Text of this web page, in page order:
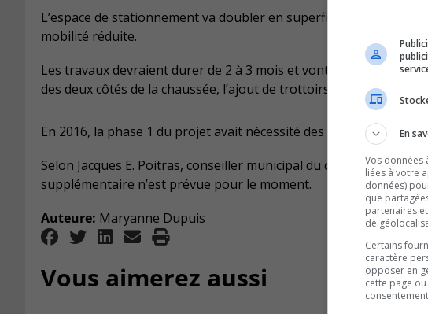
L’espace de stationnement va doubler en superficie et va
mobilité réduite.
Les travaux devraient durer de 2 à 3 mois et vont aussi
des deux côtés de la chaussée, l’ajout de trottoirs et de
En 2016, la phase 1 du projet avait nécessité des investissements
Selon Jacques E. Poitras, conseiller municipal du district Parc-
supplémentaire n’est prévue pour le moment.
Auteure: Maryanne Dupuis
Vous aimerez aussi
En
Vos données
liées à votre
données)
que
partenaires
de
Certains
caractère
opposer en
cette page